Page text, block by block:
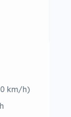
km/h)